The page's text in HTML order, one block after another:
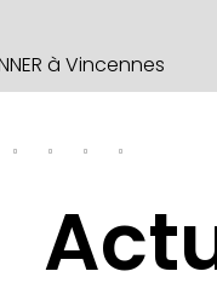
à Vincennes